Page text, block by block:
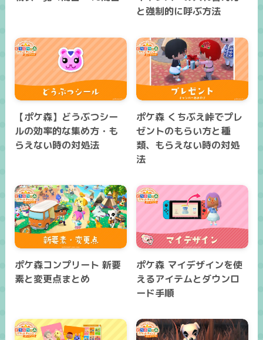
と強制的に呼ぶ方法
【ポケ森】どうぶつシー
ルの効率的な集め方・も
らえない時の対処法
ポケ森 くちぶえ峠でプレ
ゼントのもらい方と種
類、もらえない時の対処
法
ポケ森コンプリート 新要
素と変更点まとめ
ポケ森 マイデザインを使
えるアイテムとダウンロ
ード手順